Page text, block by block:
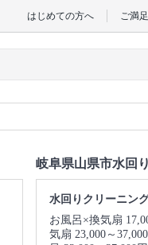
はじめての方へ ご満
岐阜県山県市水回
水回りクリーニン
お風呂×換気扇
気扇 23,000～